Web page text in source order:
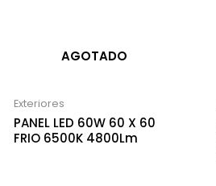
AGOTADO
Exteriores
PANEL LED 60W 60 X 60
FRIO 6500K 4800Lm